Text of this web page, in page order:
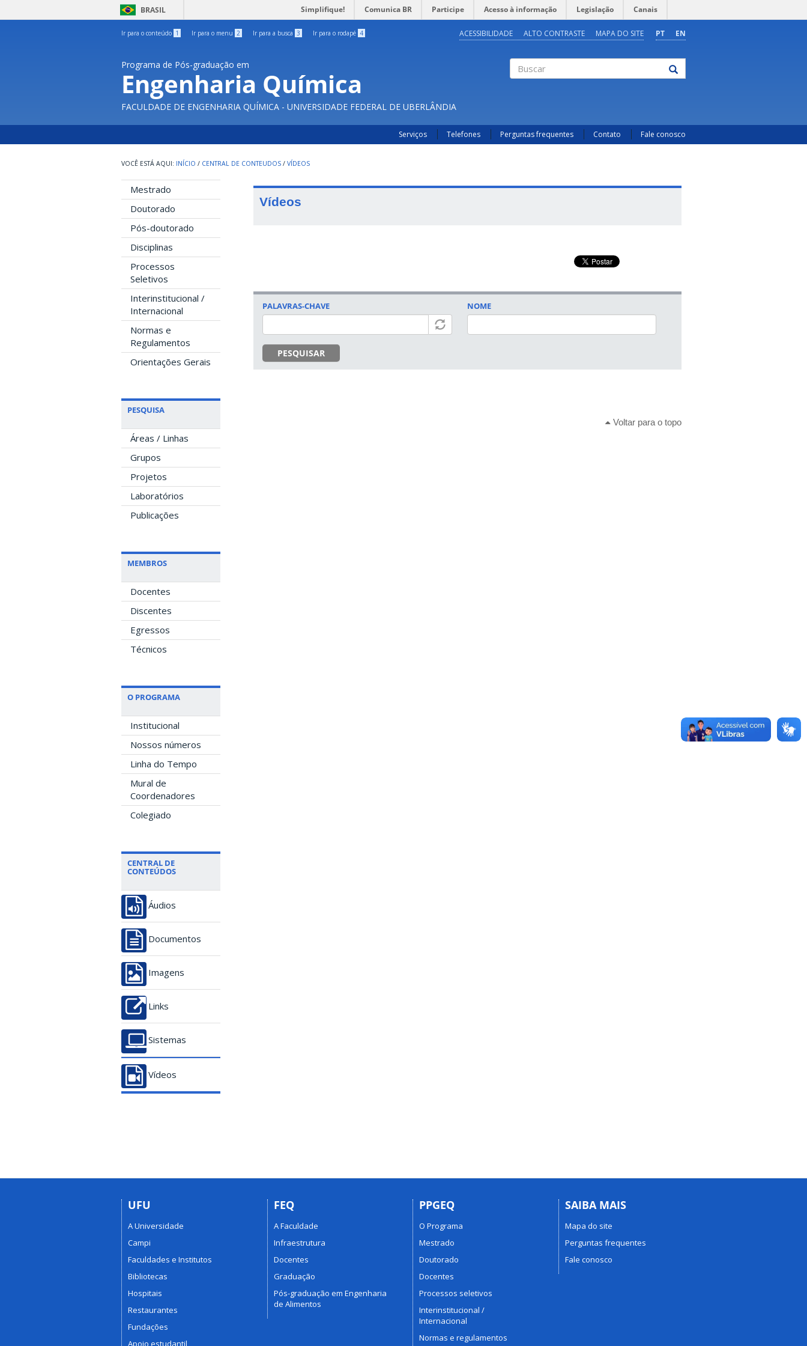
BRASIL Simplifique! Comunica BR Participe Acesso à informação Legislação Canais
Ir para o conteúdo 1 Ir para o menu 2 Ir para a busca 3 Ir para o rodapé 4 PT EN
ACESSIBILIDADE ALTO CONTRASTE MAPA DO SITE
Programa de Pós-graduação em
Engenharia Química
FACULDADE DE ENGENHARIA QUÍMICA - UNIVERSIDADE FEDERAL DE UBERLÂNDIA
Serviços Telefones Perguntas frequentes Contato Fale conosco
INÍCIO / CENTRAL DE CONTEUDOS / VÍDEOS
Mestrado
Doutorado
Pós-doutorado
Disciplinas
Processos
Seletivos
Interinstitucional /
Internacional
Normas e
Regulamentos
Orientações Gerais
PESQUISA
Áreas / Linhas
Grupos
Projetos
Laboratórios
Publicações
MEMBROS
Docentes
Discentes
Egressos
Técnicos
O PROGRAMA
Institucional
Nossos números
Linha do Tempo
Mural de
Coordenadores
Colegiado
CENTRAL DE
CONTEÚDOS
Áudios
Documentos
Imagens
Links
Sistemas
Vídeos
Vídeos
PALAVRAS-CHAVE
PESQUISAR
NOME
Voltar para o topo
UFU
A Universidade
Campi
Faculdades e Institutos
Bibliotecas
Hospitais
Restaurantes
Fundações
Apoio estudantil
FEQ
A Faculdade
Infraestrutura
Docentes
Graduação
Pós-graduação em Engenharia
de Alimentos
PPGEQ
O Programa
Mestrado
Doutorado
Docentes
Processos seletivos
Interinstitucional /
Internacional
Normas e regulamentos
SAIBA MAIS
Mapa do site
Perguntas frequentes
Fale conosco